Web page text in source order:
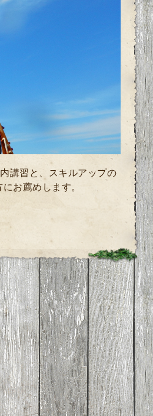
講習と、
スキルアップの
お薦めします。